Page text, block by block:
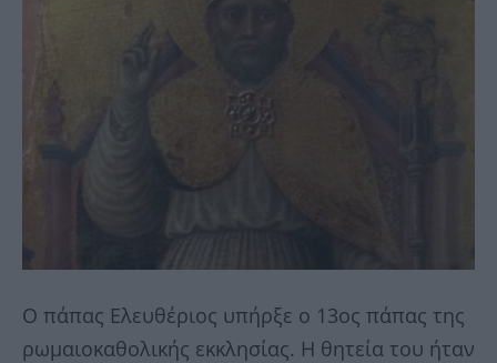
Ο πάπας Ελευθέριος υπήρξε ο 13ος πάπας της
ρωμαιοκαθολικής εκκλησίας. Η θητεία του ήταν